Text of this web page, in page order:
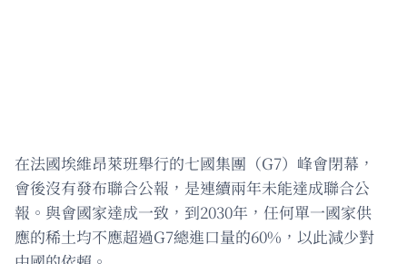
在法國埃維昂萊班舉行的七國集團（G7）峰會閉幕，
會後沒有發布聯合公報，是連續兩年未能達成聯合公
報。與會國家達成一致，到2030年，任何單一國家供
應的稀土均不應超過G7總進口量的60%，以此減少對